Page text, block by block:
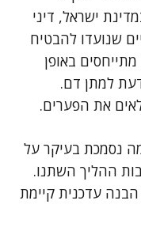
ישראל, דיני
שנועדו להבטיח
באופן
למתן דם.
את הפערים.
נסמכת בעיקר על
ההליך השתנו.
עדכנית קיימת